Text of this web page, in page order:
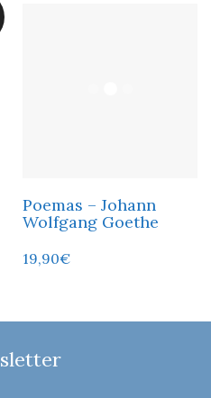
Poemas – Johann
Wolfgang Goethe
19,90€